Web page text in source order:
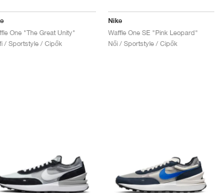
One "The Great Unity"
/ Sportstyle / Cipők
Nike
Waffle One SE "Pink Leopard"
Női / Sportstyle / Cipők